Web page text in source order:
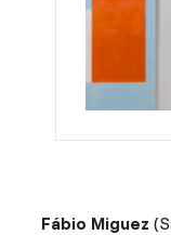
Fábio Miguez